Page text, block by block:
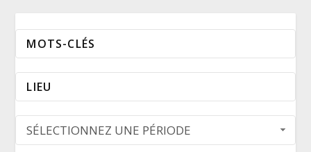
SÉLECTIONNEZ UNE PÉRIODE